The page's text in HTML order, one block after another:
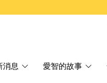
消息 愛智的故事